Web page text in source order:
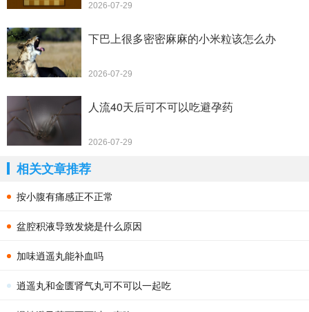
2026-07-29
下巴上很多密密麻麻的小米粒该怎么办
2026-07-29
人流40天后可不可以吃避孕药
2026-07-29
相关文章推荐
按小腹有痛感正不正常
盆腔积液导致发烧是什么原因
加味逍遥丸能补血吗
逍遥丸和金匮肾气丸可不可以一起吃